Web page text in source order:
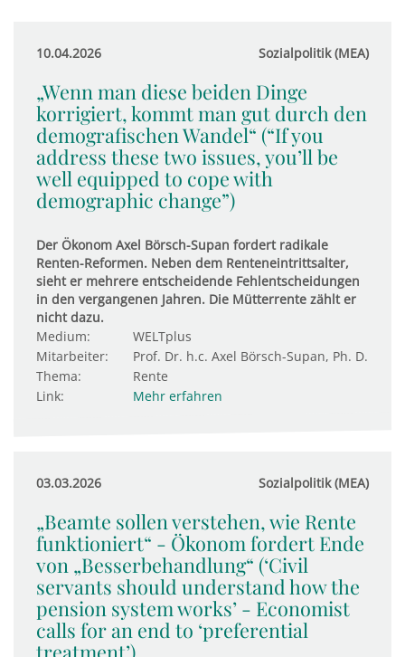
10.04.2026 Sozialpolitik (MEA)
„Wenn man diese beiden Dinge
korrigiert, kommt man gut durch den
demografischen Wandel“ (“If you
address these two issues, you’ll be
well equipped to cope with
demographic change”)
Der Ökonom Axel Börsch-Supan fordert radikale
Renten-Reformen. Neben dem Renteneintrittsalter,
sieht er mehrere entscheidende Fehlentscheidungen
in den vergangenen Jahren. Die Mütterrente zählt er
nicht dazu.
Medium:
WELTplus
Mitarbeiter:
Prof. Dr. h.c. Axel Börsch-Supan, Ph. D.
Thema:
Rente
Link:
Mehr erfahren
03.03.2026 Sozialpolitik (MEA)
„Beamte sollen verstehen, wie Rente
funktioniert“ - Ökonom fordert Ende
von „Besserbehandlung“ (‘Civil
servants should understand how the
pension system works’ - Economist
calls for an end to ‘preferential
treatment’)